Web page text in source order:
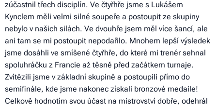
zúčastnil třech disciplín. Ve čtyřhře jsme s Lukášem
Kynclem měli velmi silné soupeře a postoupit ze skupiny
nebylo v našich silách. Ve dvouhře jsem měl více šancí, ale
ani tam se mi postoupit nepodařilo. Mnohem lepší výsledek
jsme dosáhli ve smíšené čtyřhře, do které mi trenér sehnal
spoluhráčku z Francie až těsně před začátkem turnaje.
Zvítězili jsme v základní skupině a postoupili přímo do
semifinále, kde jsme nakonec získali bronzové medaile!
Celkově hodnotím svou účast na mistrovství dobře, odehrál